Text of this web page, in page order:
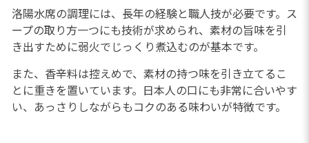
洛陽水席の調理には、長年の経験と職人技が必要です。ス
ープの取り方一つにも技術が求められ、素材の旨味を引
き出すために弱火でじっくり煮込むのが基本です。
また、香辛料は控えめで、素材の持つ味を引き立てるこ
とに重きを置いています。日本人の口にも非常に合いやす
い、あっさりしながらもコクのある味わいが特徴です。